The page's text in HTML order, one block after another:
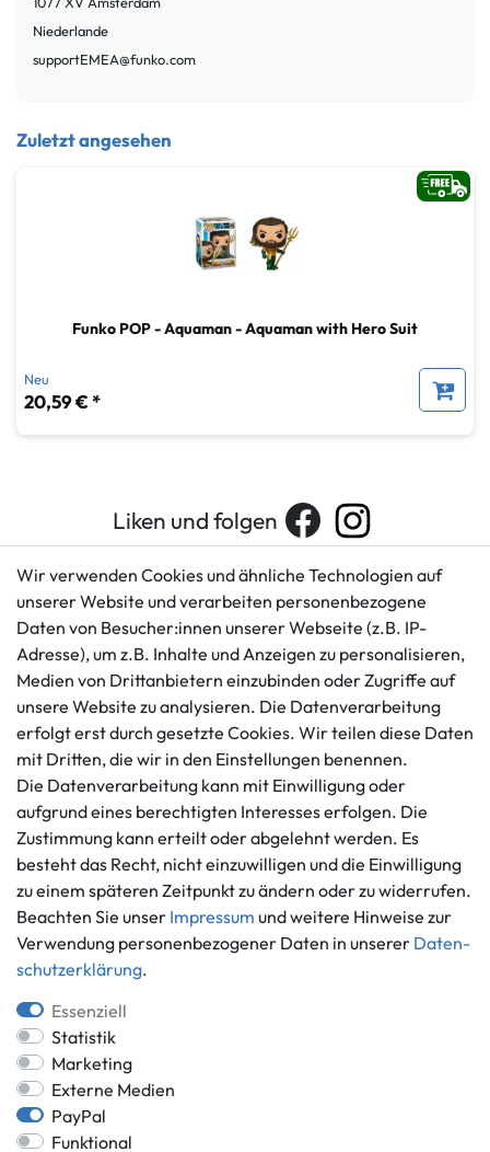
Niederlande
supportEMEA@funko.com
Zuletzt angesehen
Funko POP - Aquaman - Aquaman with Hero Suit
Neu
20,59 € *
Liken und folgen
Kundenservice
+49 421 596586
Mo. - Fr. 9 - 16 Uhr
info@gameworld.de
Kontaktformular
Rechtliches
AGB
Impressum
Datenschutzerklärung
Barrierefreiheitserklärung
Widerrufs­recht
Vertrag widerrufen
Informationen
Ankauf
Über uns
Häufig gestellte Fragen
Zahlung und Versand
Batterieentsorgung
Zahlungsmöglichkeiten
*Alle Preise inkl. gesetzlicher MwSt.,
Wir verwenden Cookies und ähnliche Technologien auf
unserer Website und verarbeiten personenbezogene
Daten von Besucher:innen unserer Webseite (z.B. IP-
Adresse), um z.B. Inhalte und Anzeigen zu personalisieren,
Medien von Drittanbietern einzubinden oder Zugriffe auf
unsere Website zu analysieren. Die Datenverarbeitung
erfolgt erst durch gesetzte Cookies. Wir teilen diese Daten
mit Dritten, die wir in den Einstellungen benennen.
Die Datenverarbeitung kann mit Einwilligung oder
aufgrund eines berechtigten Interesses erfolgen. Die
Zustimmung kann erteilt oder abgelehnt werden. Es
besteht das Recht, nicht einzuwilligen und die Einwilligung
zu einem späteren Zeitpunkt zu ändern oder zu widerrufen.
Beachten Sie unser Impressum und weitere Hinweise zur
Verwendung personenbezogener Daten in unserer Daten­
schutz­erklärung.
Essenziell
Statistik
Marketing
Externe Medien
PayPal
Funktional